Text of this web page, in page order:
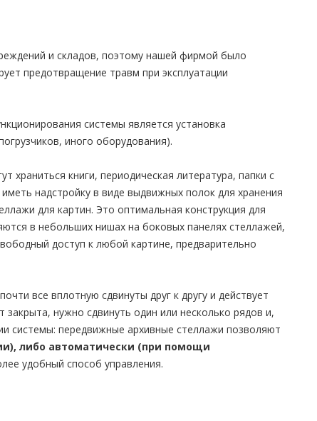
и складов, поэтому нашей фирмой было
предотвращение травм при эксплуатации
системы является установка
иного оборудования).
храниться книги, периодическая литература, папки с
надстройку в виде выдвижных полок для хранения
для картин. Это оптимальная конструкция для
в небольших нишах на боковых панелях стеллажей,
доступ к любой картине, предварительно
все вплотную сдвинуты друг к другу и действует
нужно сдвинуть один или несколько рядов и,
системы: передвижные архивные стеллажи позволяют
либо автоматически (при помощи
удобный способ управления.